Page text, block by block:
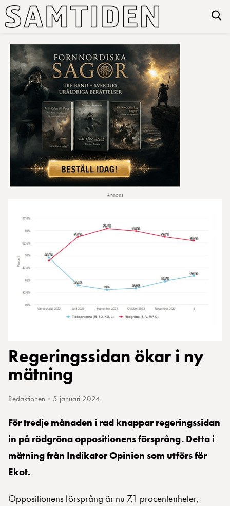
Annons
Regeringssidan ökar i ny
mätning
Redaktionen • 5 januari 2024
För tredje månaden i rad knappar regeringssidan
in på rödgröna oppositionens försprång. Detta i
mätning från Indikator Opinion som utförs för
Ekot.
Oppositionens försprång är nu 7,1 procentenheter,